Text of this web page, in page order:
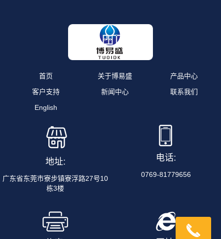
首页 关于博易盛
产品中心
客户支持
新闻中心
联系我们
English
地址:
广东省东莞市寮步镇寮浮路27号10
栋3楼
电话:
0769-81779656